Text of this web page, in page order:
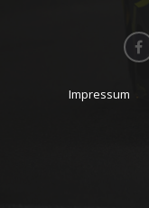
Impressum